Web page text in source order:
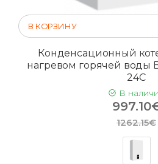
В КОРЗИНУ
Конденсационный
нагревом горячей воды
24C
В
1262.15€